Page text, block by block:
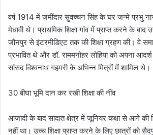
वर्ष 1914 में जमींदार सुवच्चन सिंह के घर जन्मे प्रभु
मेधावी थे। प्राथमिक शिक्षा गांव में प्राप्त करने के बाद
जौनपुर से इंटरमीडिएट तक की शिक्षा ग्रहण की। वे
प्रभावित थे और डॉ. राममनोहर लोहिया को अपना
सांसद विश्वनाथ गहमरी के अभिन्न मित्रों में शामिल थे।
30 बीघा भूमि दान कर रखी शिक्षा की नींव
आजादी के बाद सादात क्षेत्र में जूनियर कक्षा से आगे की
नहीं था। उच्च शिक्षा प्राप्त करने के लिए छात्रों को